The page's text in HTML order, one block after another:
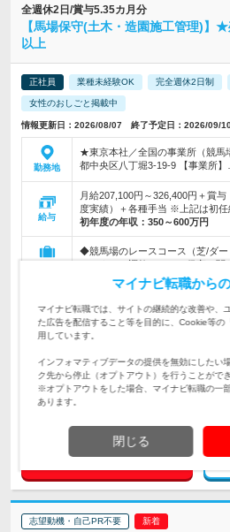
全週休2日/賞与5.35カ月分
【馬場保守(土木・造園施工管理)
以上
正社員 業種未経験OK 完全週休2日制
女性のおしごと掲載中
情報更新日：2026/08/07 終了予定日：2026/09/
勤務地
★東京本社／全国の事業所（競馬
都中央区八丁堀3-19-9 【事業所】
給与
月給207,100円～326,400円＋賞
度実績）＋各種手当 ※上記は初任
初年度の年収： 350～600万円
◆競馬場のレースコース（芝/ダー
センターの調教コースの保守に関
対象と
なる方
普通自動車運転免許 ◆造園や芝
工管理経験をお持ちの方
設立：1955年12月／従業員数：512人／本社所
東京都
求人詳細を見る
志望動機・自己PR不要
マイナビ転職から
マイナビ転職では、サイトの継続的な改善や、
た広告を配信すること等を目的に、Cookie等の
用しています。
インフォマティブデータの提供を無効にしたい
ク先から停止（オプトアウト）を行うことができ
※オプトアウトをした場合、マイナビ転職の一
あります。
閉じる